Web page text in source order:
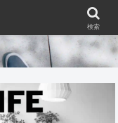
検索